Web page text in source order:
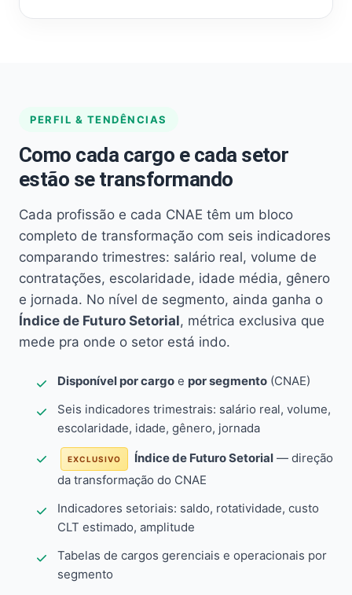
PERFIL & TENDÊNCIAS
Como cada cargo e cada setor
estão se transformando
Cada profissão e cada CNAE têm um bloco
completo de transformação com seis indicadores
comparando trimestres: salário real, volume de
contratações, escolaridade, idade média, gênero
e jornada. No nível de segmento, ainda ganha o
Índice de Futuro Setorial, métrica exclusiva que
mede pra onde o setor está indo.
Disponível por cargo e por segmento (CNAE)
Seis indicadores trimestrais: salário real, volume,
escolaridade, idade, gênero, jornada
EXCLUSIVO Índice de Futuro Setorial — direção
da transformação do CNAE
Indicadores setoriais: saldo, rotatividade, custo
CLT estimado, amplitude
Tabelas de cargos gerenciais e operacionais por
segmento